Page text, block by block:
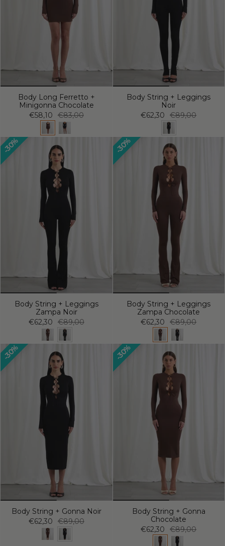
Body Long Ferretto +
Minigonna Chocolate
€58,10
€83,00
Body String + Leggings
Noir
€62,30
€89,00
30%
Body String + Leggings
Zampa Noir
€62,30
€89,00
30%
Body String + Leggings
Zampa Chocolate
€62,30
€89,00
30%
Body String + Gonna Noir
€62,30
€89,00
30%
Body String + Gonna
Chocolate
€62,30
€89,00